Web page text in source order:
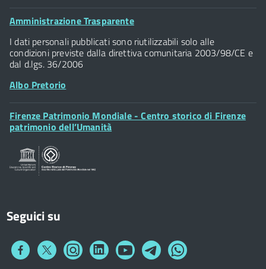
Palazzo Vecchio
Piazza della Signoria - 50122, Firenze
P.IVA 01307110484
Posta Elettronica Certificata
Footer
Amministrazione Trasparente
I dati personali pubblicati sono riutilizzabili solo alle
condizioni previste dalla direttiva comunitaria 2003/98/CE e
dal d.lgs. 36/2006
Albo Pretorio
Footer
Widget
Firenze Patrimonio Mondiale - Centro storico di Firenze
patrimonio dell’Umanità
Seguici su
Collegamento
Collegamento
a
Collegamento
a
Collegamento
a
Collegamento
a
Collegamento
a
Collegamento
a